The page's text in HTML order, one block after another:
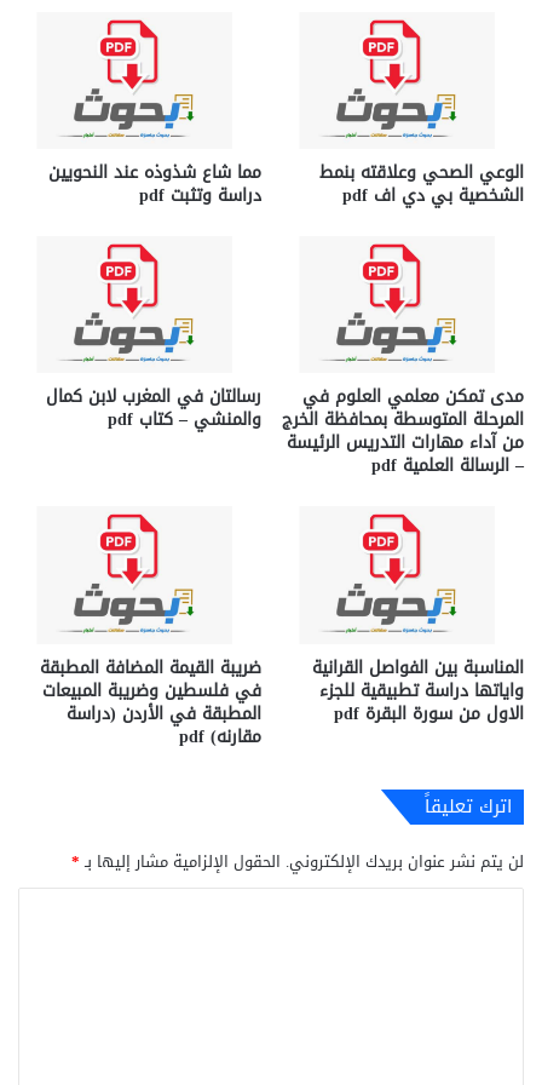
الوعي الصحي وعلاقته بنمط
الشخصية بي دي اف pdf
مما شاع شذوذه عند النحويين
دراسة وتثبت pdf
مدى تمكن معلمي العلوم في
المرحلة المتوسطة بمحافظة الخرج
من آداء مهارات التدريس الرئيسة
– الرسالة العلمية pdf
رسالتان في المغرب لابن كمال
والمنشي – كتاب pdf
المناسبة بين الفواصل القرانية
واياتها دراسة تطبيقية للجزء
الاول من سورة البقرة pdf
ضريبة القيمة المضافة المطبقة
في فلسطين وضريبة المبيعات
المطبقة في الأردن (دراسة
مقارنه) pdf
اترك تعليقاً
لن يتم نشر عنوان بريدك الإلكتروني. الحقول الإلزامية مشار إليها بـ*